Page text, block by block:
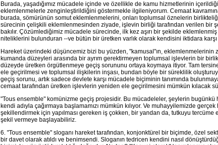
Burada, yaşadığımız mücadele içinde ve özellikle de kamu hizmetlerinin
eklemlenmelerle zenginleştirildiğini göstermekle ilgileniyorum. Cemaat
burada, sömürünün somut eklemlenmelerini, onları toplumsal öznelerin
sürecinin çelişkili eklemlenmesinden ziyade, işlevin birliği tarafından verilen bir
bakılır. Çözümlediğimiz mücadele sürecinde, ilk kez aşırı bir şekilde
niteliklerini bulunduran --ve bütün bir üretken varlık olarak kendisini iktidara
Hareket üzerindeki düşüncemiz bizi bu yüzden, "kamusal"ın,
kumanda düzeyleri arasında bir ayrım gerektirmeyen toplumsal işlevlerin bir
düzeyde üretken örgütlenmeye geçiş sorununu ortaya koymaya itiyor. Tam
ele geçirilmesi ve toplumsal ilişkilerin inşası, bundan böyle bir süreklilik
geçiş sorunu, artık sadece devlete karşı mücadele biçiminin tanımında
cemaat tarafından üretken işlevlerin yeniden ele geçirilmesini mümkün kılacak
"Tous ensemble" komünizme geçiş projesidir. Bu mücadeleler, şeylerin
kendi adıyla çağırmaya başlamamızı mümkün kılıyor. Ve muhayyilemizde
şekillendirmek için yapılması gereken iş çokken, bir yandan da, tutkuyu tercüme
şekil vermeye başlayabiliriz.
6. "Tous ensemble" sloganı hareket tarafından, konjonktürel bir biçimde, özel
bir davet olarak atıldı ve benimsendi. Sloganın tedricen kendini nasıl